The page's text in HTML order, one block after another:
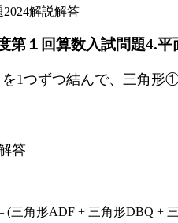
第１回算数入試問題4.
1つずつ結んで、三角
(三角形ADF + 三角形DBQ +